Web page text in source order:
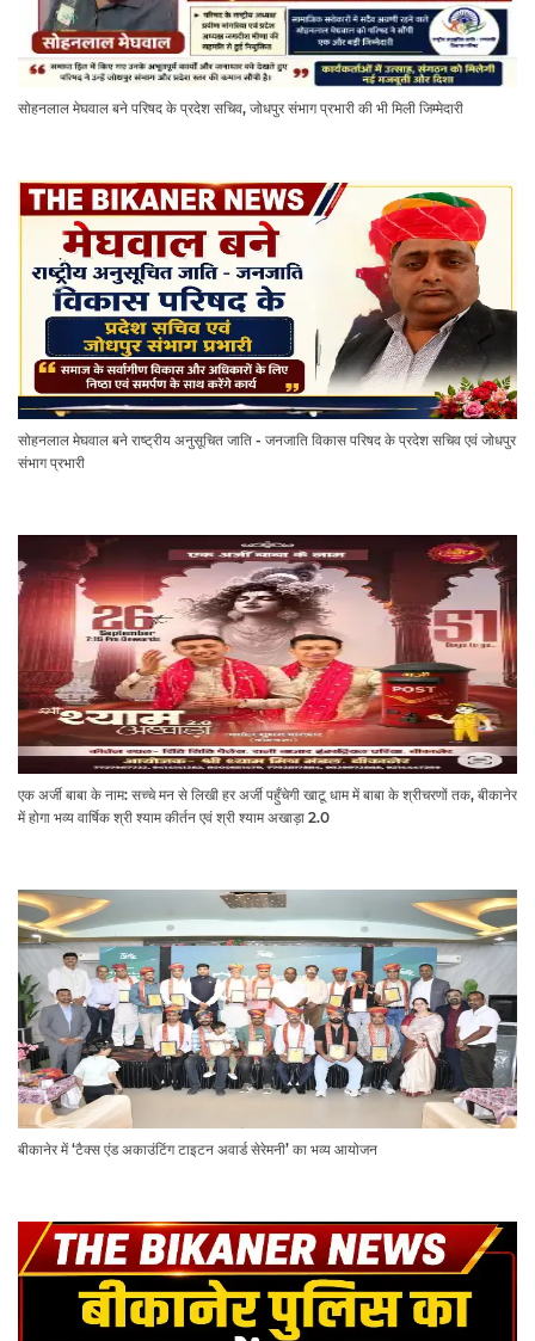
सोहनलाल मेघवाल बने परिषद के प्रदेश सचिव, जोधपुर संभाग प्रभारी की भी मिली जिम्मेदारी
सोहनलाल मेघवाल बने राष्ट्रीय अनुसूचित जाति - जनजाति विकास परिषद के प्रदेश सचिव एवं जोधपुर
संभाग प्रभारी
एक अर्जी बाबा के नाम: सच्चे मन से लिखी हर अर्जी पहुँचेगी खाटू धाम में बाबा के श्रीचरणों तक, बीकानेर
में होगा भव्य वार्षिक श्री श्याम कीर्तन एवं श्री श्याम अखाड़ा 2.0
बीकानेर में ‘टैक्स एंड अकाउंटिंग टाइटन अवार्ड सेरेमनी’ का भव्य आयोजन